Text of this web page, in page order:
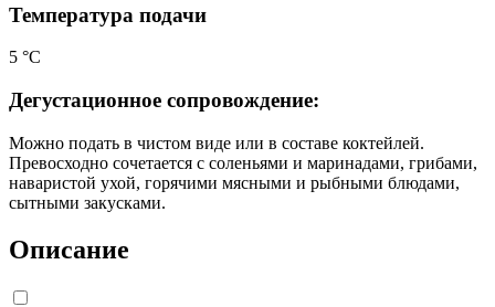
Температура подачи
5 °С
Дегустационное сопровождение:
Можно подать в чистом виде или в составе коктейлей.
Превосходно сочетается с соленьями и маринадами, грибами,
наваристой ухой, горячими мясными и рыбными блюдами,
сытными закусками.
Описание